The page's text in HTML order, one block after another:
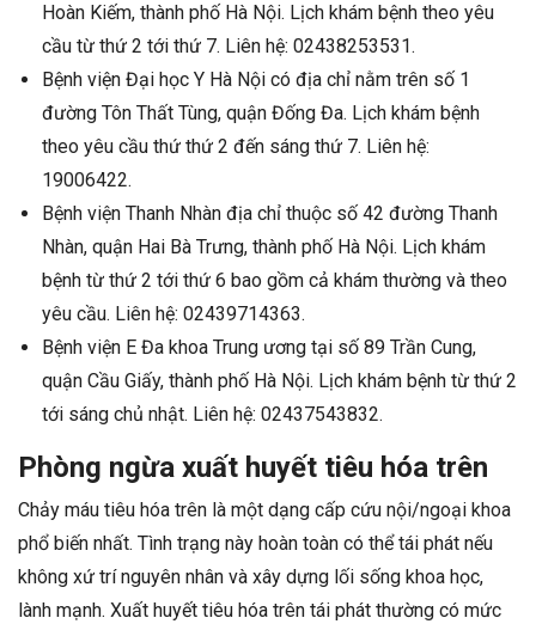
Hoàn Kiếm, thành phố Hà Nội. Lịch khám bệnh theo yêu
cầu từ thứ 2 tới thứ 7. Liên hệ: 02438253531.
Bệnh viện Đại học Y Hà Nội có địa chỉ nằm trên số 1
đường Tôn Thất Tùng, quận Đống Đa. Lịch khám bệnh
theo yêu cầu thứ thứ 2 đến sáng thứ 7. Liên hệ:
19006422.
Bệnh viện Thanh Nhàn địa chỉ thuộc số 42 đường Thanh
Nhàn, quận Hai Bà Trưng, thành phố Hà Nội. Lịch khám
bệnh từ thứ 2 tới thứ 6 bao gồm cả khám thường và theo
yêu cầu. Liên hệ: 02439714363.
Bệnh viện E Đa khoa Trung ương tại số 89 Trần Cung,
quận Cầu Giấy, thành phố Hà Nội. Lịch khám bệnh từ thứ 2
tới sáng chủ nhật. Liên hệ: 02437543832.
Phòng ngừa xuất huyết tiêu hóa trên
Chảy máu tiêu hóa trên là một dạng cấp cứu nội/ngoại khoa
phổ biến nhất. Tình trạng này hoàn toàn có thể tái phát nếu
không xứ trí nguyên nhân và xây dựng lối sống khoa học,
lành mạnh. Xuất huyết tiêu hóa trên tái phát thường có mức